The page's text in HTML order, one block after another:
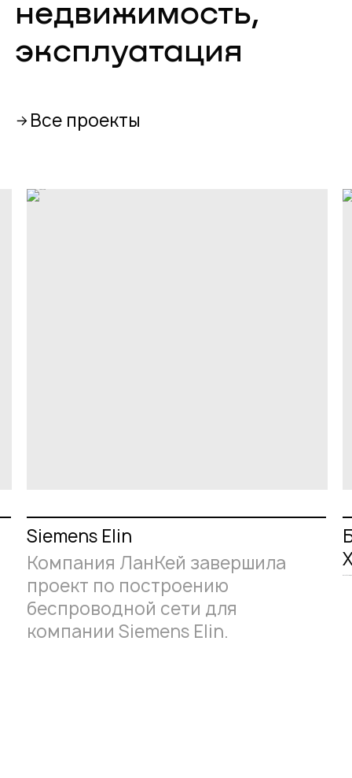
недвижимость,
эксплуатация
Все проекты
Siemens Elin
Компания ЛанКей завершила
проект по построению
беспроводной сети для
компании Siemens Elin.